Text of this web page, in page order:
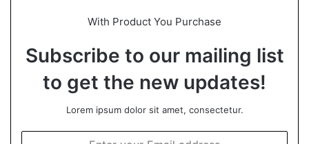
With Product You Purchase
Subscribe to our mailing list
to get the new updates!
Lorem ipsum dolor sit amet, consectetur.